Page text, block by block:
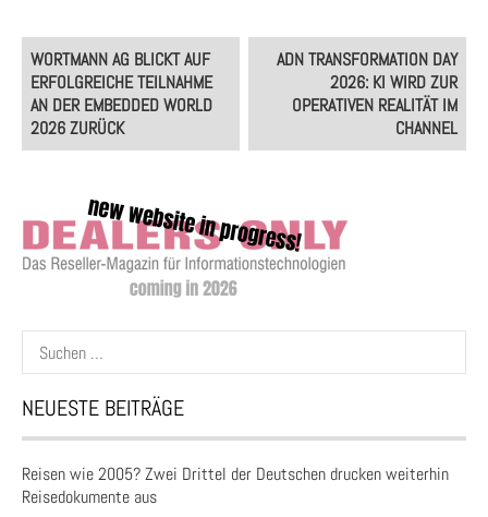
Post
navigation
WORTMANN AG BLICKT AUF
ERFOLGREICHE TEILNAHME
AN DER EMBEDDED WORLD
2026 ZURÜCK
ADN TRANSFORMATION DAY
2026: KI WIRD ZUR
OPERATIVEN REALITÄT IM
CHANNEL
Suchen
nach:
NEUESTE BEITRÄGE
Reisen wie 2005? Zwei Drittel der Deutschen drucken weiterhin
Reisedokumente aus